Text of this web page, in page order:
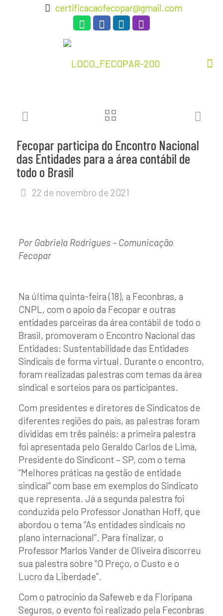
certificacaofecopar@gmail.com
Fecopar participa do Encontro Nacional
das Entidades para a área contábil de
todo o Brasil
22 de novembro de 2021
Por Gabriela Rodrigues – Comunicação
Fecopar
Na última quinta-feira (18), a Feconbras, a
CNPL, com o apoio da Fecopar e outras
entidades parceiras da área contábil de todo o
Brasil, promoveram o Encontro Nacional das
Entidades: Sustentabilidade das Entidades
Sindicais de forma virtual. Durante o encontro,
foram realizadas palestras com temas da área
sindical e sorteios para os participantes.
Com presidentes e diretores de Sindicatos de
diferentes regiões do país, as palestras foram
divididas em três painéis: a primeira palestra
foi apresentada pelo Geraldo Carlos de Lima,
Presidente do Sindicont – SP, com o tema
“Melhores práticas na gestão de entidade
sindical” com base em exemplos do Sindicato
que representa. Já a segunda palestra foi
conduzida pelo Professor Jonathan Hoff, que
abordou o tema “As entidades sindicais no
plano internacional”. Para finalizar, o
Professor Marlos Vander de Oliveira discorreu
sua palestra sobre “O Preço, o Custo e o
Lucro da Liberdade”.
Com o patrocínio da Safeweb e da Floripana
Seguros, o evento foi realizado pela Feconbras